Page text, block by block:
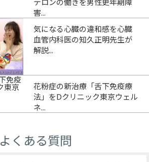
害...
気になる心臓の違和感を心臓
血管内科医の知久正明先生が
解説...
花粉症の新治療「舌下免疫療
法」をDクリニック東京ウェル
ネ...
よくある質問